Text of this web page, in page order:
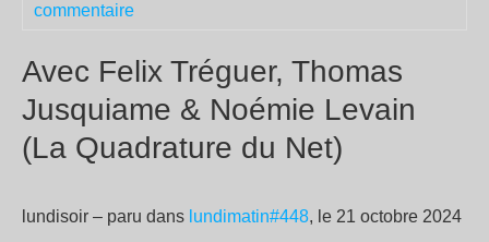
commentaire
Avec Felix Tréguer, Thomas
Jusquiame & Noémie Levain
(La Quadrature du Net)
lundisoir – paru dans lundimatin#448, le 21 octobre 2024